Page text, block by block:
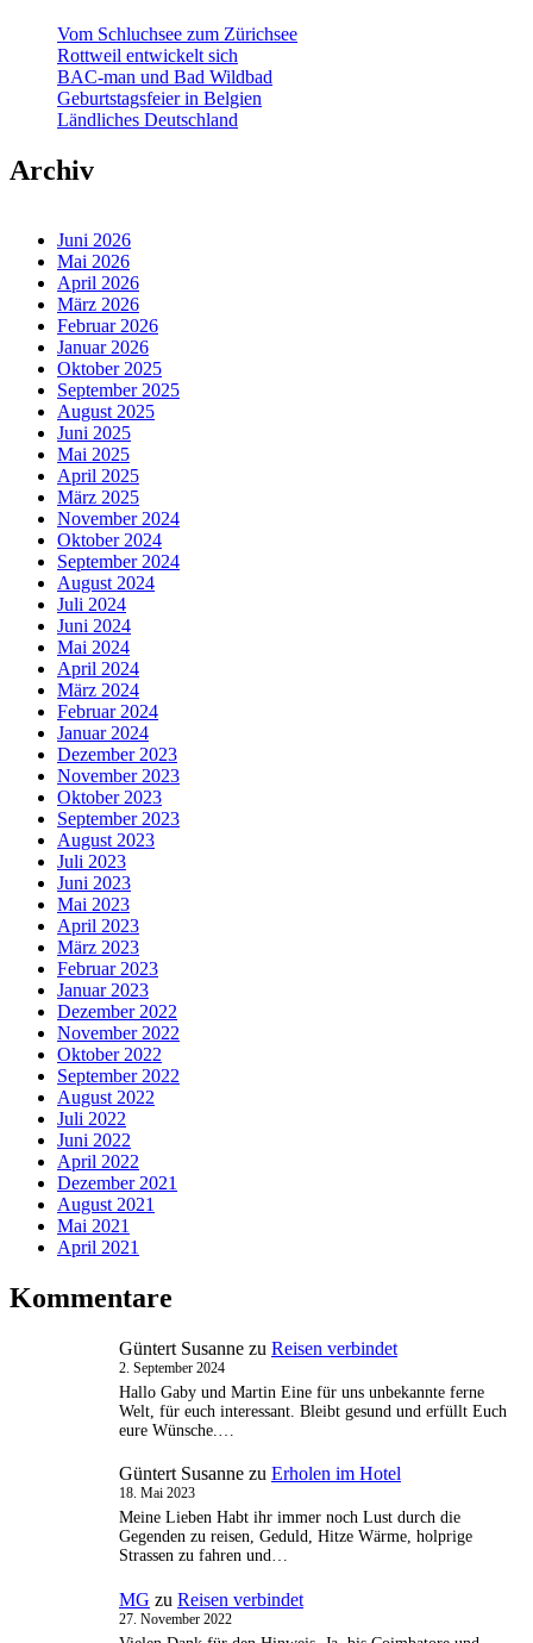
Vom Schluchsee zum Zürichsee
Rottweil entwickelt sich
BAC-man und Bad Wildbad
Geburtstagsfeier in Belgien
Ländliches Deutschland
Archiv
Juni 2026
Mai 2026
April 2026
März 2026
Februar 2026
Januar 2026
Oktober 2025
September 2025
August 2025
Juni 2025
Mai 2025
April 2025
März 2025
November 2024
Oktober 2024
September 2024
August 2024
Juli 2024
Juni 2024
Mai 2024
April 2024
März 2024
Februar 2024
Januar 2024
Dezember 2023
November 2023
Oktober 2023
September 2023
August 2023
Juli 2023
Juni 2023
Mai 2023
April 2023
März 2023
Februar 2023
Januar 2023
Dezember 2022
November 2022
Oktober 2022
September 2022
August 2022
Juli 2022
Juni 2022
April 2022
Dezember 2021
August 2021
Mai 2021
April 2021
Kommentare
Güntert Susanne zu Reisen verbindet
2. September 2024
Hallo Gaby und Martin Eine für uns unbekannte ferne
Welt, für euch interessant. Bleibt gesund und erfüllt Euch
eure Wünsche.…
Güntert Susanne zu Erholen im Hotel
18. Mai 2023
Meine Lieben Habt ihr immer noch Lust durch die
Gegenden zu reisen, Geduld, Hitze Wärme, holprige
Strassen zu fahren und…
MG zu Reisen verbindet
27. November 2022